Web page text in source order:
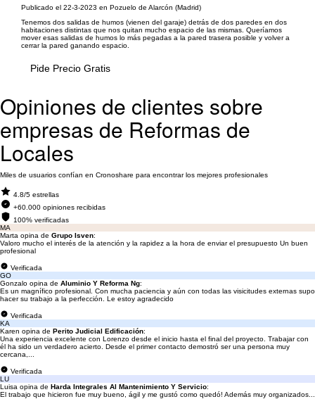
Publicado el 22-3-2023 en Pozuelo de Alarcón (Madrid)
Tenemos dos salidas de humos (vienen del garaje) detrás de dos paredes en dos
habitaciones distintas que nos quitan mucho espacio de las mismas. Queríamos
mover esas salidas de humos lo más pegadas a la pared trasera posible y volver a
cerrar la pared ganando espacio.
Pide Precio Gratis
Opiniones de clientes sobre
empresas de Reformas de
Locales
Miles de usuarios confían en Cronoshare para encontrar los mejores profesionales
4.8/5 estrellas
+60.000 opiniones recibidas
100% verificadas
MA
Marta opina de Grupo Isven:
Valoro mucho el interés de la atención y la rapidez a la hora de enviar el presupuesto Un buen
profesional
Verificada
GO
Gonzalo opina de Aluminio Y Reforma Ng:
Es un magnífico profesional. Con mucha paciencia y aún con todas las visicitudes externas supo
hacer su trabajo a la perfección. Le estoy agradecido
Verificada
KA
Karen opina de Perito Judicial Edificación:
Una experiencia excelente con Lorenzo desde el inicio hasta el final del proyecto. Trabajar con
él ha sido un verdadero acierto. Desde el primer contacto demostró ser una persona muy
cercana,...
Verificada
LU
Luisa opina de Harda Integrales Al Mantenimiento Y Servicio:
El trabajo que hicieron fue muy bueno, ágil y me gustó como quedó! Además muy organizados...